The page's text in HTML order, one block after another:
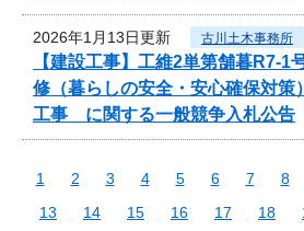
2026年1月13日更新 古川土木事務所
【建設工事】工維2単第舗暮
修（暮らしの安全・安心確保対策
工事 に関する一般競争入札公告
1 2 3 4 5 6 7 8
13
14 15 16 17 18